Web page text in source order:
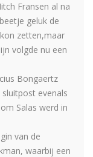
Fransen al na
geluk de
zetten,maar
volgde nu een
Bongaertz
evenals
Salas werd in
van de
waarbij een